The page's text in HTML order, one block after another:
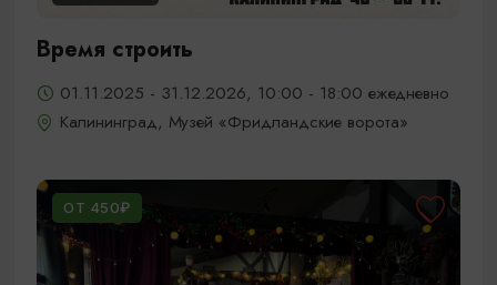
Время строить
01.11.2025 - 31.12.2026, 10:00 - 18:00 ежедневно
Калининград, Музей «Фридландские ворота»
ОТ 450₽